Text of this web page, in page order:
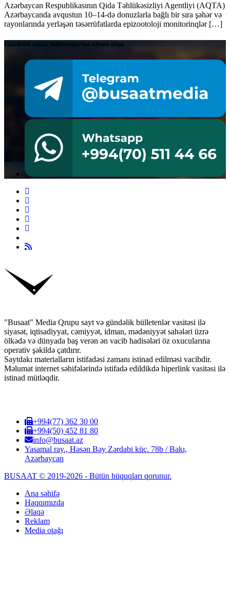
Azərbaycan Respublikasının Qida Təhlükəsizliyi Agentliyi (AQTA)
Azərbaycanda avqustun 10–14-də donuzlarla bağlı bir sıra şəhər və
rayonlarında yerləşən təsərrüfatlarda epizootoloji monitorinqlər […]
Gündəlik xəbər bülletenlərinə abunə olun
"Busaat" Media Qrupu sayt və gündəlik bülletenlər vasitəsi ilə
siyasət, iqtisadiyyat, cəmiyyət, idman, mədəniyyət sahələri üzrə
ölkədə və dünyada baş verən ən vacib hadisələri öz oxucularına
operativ şəkildə çatdırır.
Saytdakı materialların istifadəsi zamanı istinad edilməsi vacibdir.
Məlumat internet səhifələrində istifadə edildikdə hiperlink vasitəsi ilə
istinad mütləqdir.
+994(77) 362 30 00
+994(50) 452 81 80
info@busaat.az
Yasamal ray., Həsən Bəy Zərdabi küç. 78b / Bakı,
Azərbaycan
BUSAAT © 2019-2026 - Bütün hüquqları qorunur.
Ana səhifə
Haqqımızda
Əlaqə
Reklam
Media otağı